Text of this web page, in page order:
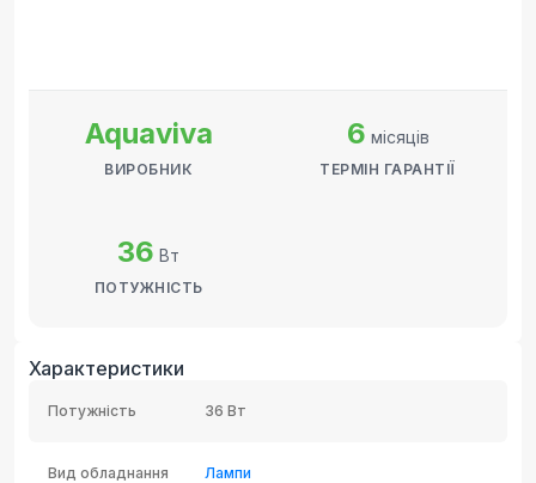
Aquaviva
ВИРОБНИК
6 місяців
ТЕРМІН ГАРАНТІЇ
36 Вт
ПОТУЖНІСТЬ
Характеристики
Потужність 36 Вт
Вид обладнання Лампи